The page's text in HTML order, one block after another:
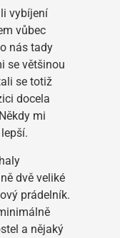
vybíjení
vůbec
nás tady
se většinou
se totiž
docela
mi
dvě veliké
prádelník.
a nějaký